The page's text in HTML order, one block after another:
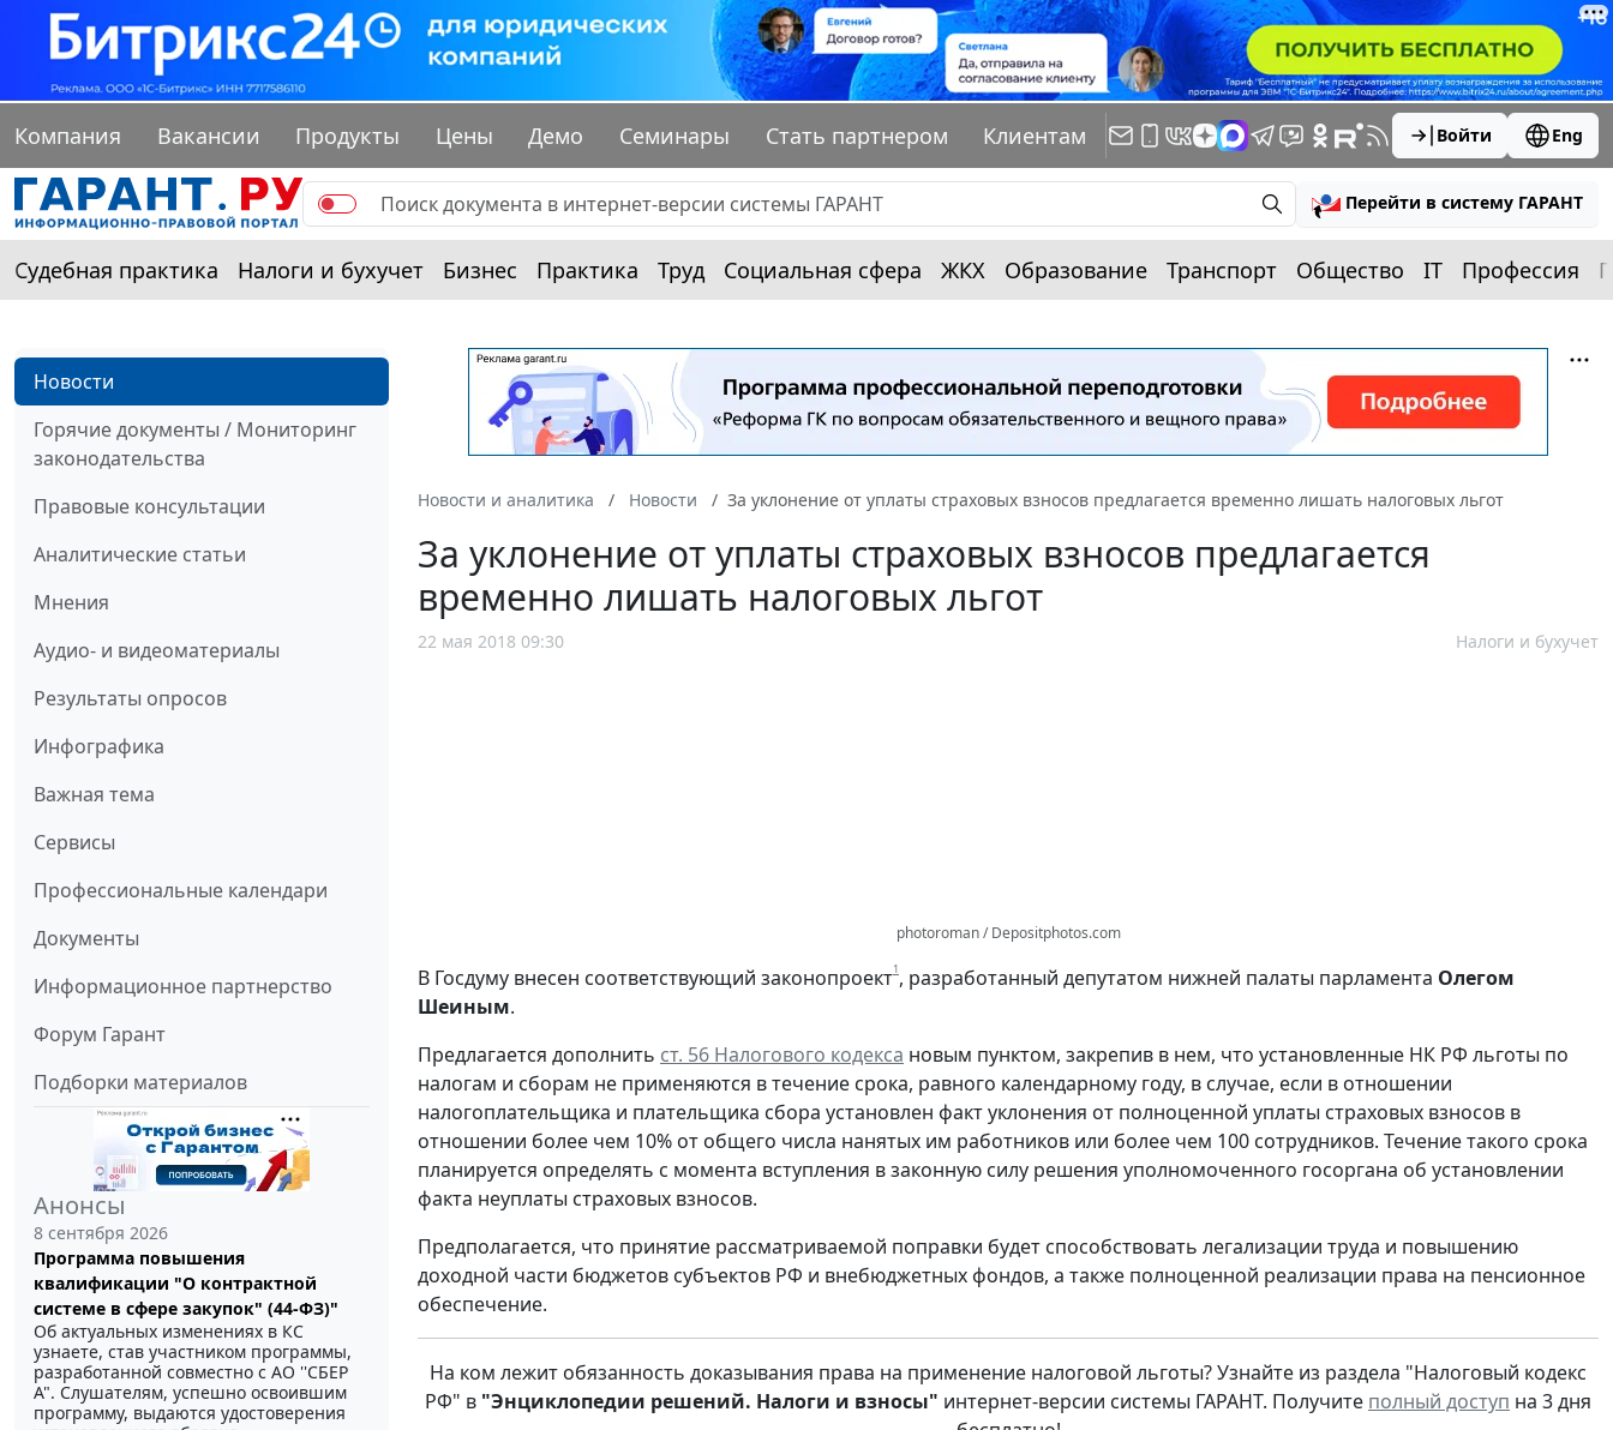
Компания Вакансии Продукты Цены Демо Семинары Стать партнером Клиентам Войти Eng
Перейти в систему ГАРАНТ
Судебная практика Налоги и бухучет Бизнес Практика Труд Социальная сфера ЖКХ Образование Транспорт Общество IT Профессия
Новости
Горячие документы / Мониторинг
законодательства
Правовые консультации
Аналитические статьи
Мнения
Аудио- и видеоматериалы
Результаты опросов
Инфографика
Важная тема
Сервисы
Профессиональные календари
Документы
Информационное партнерство
Форум Гарант
Подборки материалов
Анонсы
8 сентября 2026
Программа повышения
квалификации "О контрактной
системе в сфере закупок" (44-ФЗ)"
Об актуальных изменениях в КС
узнаете, став участником программы,
разработанной совместно с АО ''СБЕР
А". Слушателям, успешно освоившим
программу, выдаются удостоверения
Новости и аналитика Новости За уклонение от уплаты страховых взносов предлагается временно лишать налоговых льгот
За уклонение от уплаты страховых взносов предлагается
временно лишать налоговых льгот
22 мая 2018 09:30 Налоги и бухучет
photoroman / Depositphotos.com
В Госдуму внесен соответствующий законопроект1, разработанный депутатом нижней палаты парламента Олегом
Шеиным.
Предлагается дополнить ст. 56 Налогового кодекса новым пунктом, закрепив в нем, что установленные НК РФ льготы по
налогам и сборам не применяются в течение срока, равного календарному году, в случае, если в отношении
налогоплательщика и плательщика сбора установлен факт уклонения от полноценной уплаты страховых взносов в
отношении более чем 10% от общего числа нанятых им работников или более чем 100 сотрудников. Течение такого срока
планируется определять с момента вступления в законную силу решения уполномоченного госоргана об установлении
факта неуплаты страховых взносов.
Предполагается, что принятие рассматриваемой поправки будет способствовать легализации труда и повышению
доходной части бюджетов субъектов РФ и внебюджетных фондов, а также полноценной реализации права на пенсионное
обеспечение.
На ком лежит обязанность доказывания права на применение налоговой льготы? Узнайте из раздела "Налоговый кодекс
РФ" в "Энциклопедии решений. Налоги и взносы" интернет-версии системы ГАРАНТ. Получите полный доступ на 3 дня